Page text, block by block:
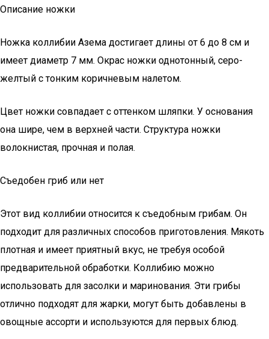
Описание ножки
Ножка коллибии Азема достигает длины от 6 до 8 см и
имеет диаметр 7 мм. Окрас ножки однотонный, серо-
желтый с тонким коричневым налетом.
Цвет ножки совпадает с оттенком шляпки. У основания
она шире, чем в верхней части. Структура ножки
волокнистая, прочная и полая.
Съедобен гриб или нет
Этот вид коллибии относится к съедобным грибам. Он
подходит для различных способов приготовления. Мякоть
плотная и имеет приятный вкус, не требуя особой
предварительной обработки. Коллибию можно
использовать для засолки и маринования. Эти грибы
отлично подходят для жарки, могут быть добавлены в
овощные ассорти и используются для первых блюд.